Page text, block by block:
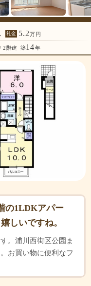
礼金 5.2万円
2階建 築14年
の1LDKアパー
しいですね。
。浦川西街区公園ま
お買い物に便利なフ